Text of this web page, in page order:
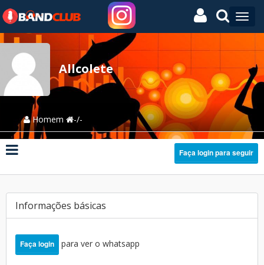
Allcolete
Homem -/-
Faça login para seguir
Informações básicas
Faça login para ver o whatsapp